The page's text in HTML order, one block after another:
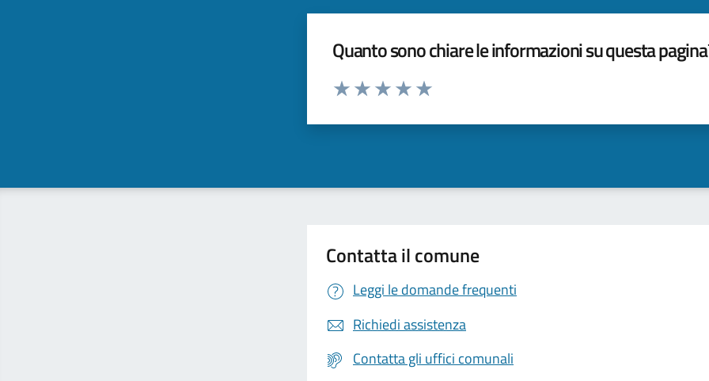
Quanto sono chiare le informazioni su questa
Valuta da 1 a 5 stelle la pagina
Contatta il comune
Leggi le domande frequenti
Richiedi assistenza
Contatta gli uffici comunali